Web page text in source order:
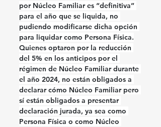
por Núcleo Familiar es “definitiva”
para el año que se liquida, no
pudiendo modificarse dicha opción
para liquidar como Persona Física.
Quienes optaron por la reducción
del 5% en los anticipos por el
régimen de Núcleo Familiar durante
el año 2024, no están obligados a
declarar cómo Núcleo Familiar pero
sí están obligados a presentar
declaración jurada, ya sea como
Persona Física o como Núcleo